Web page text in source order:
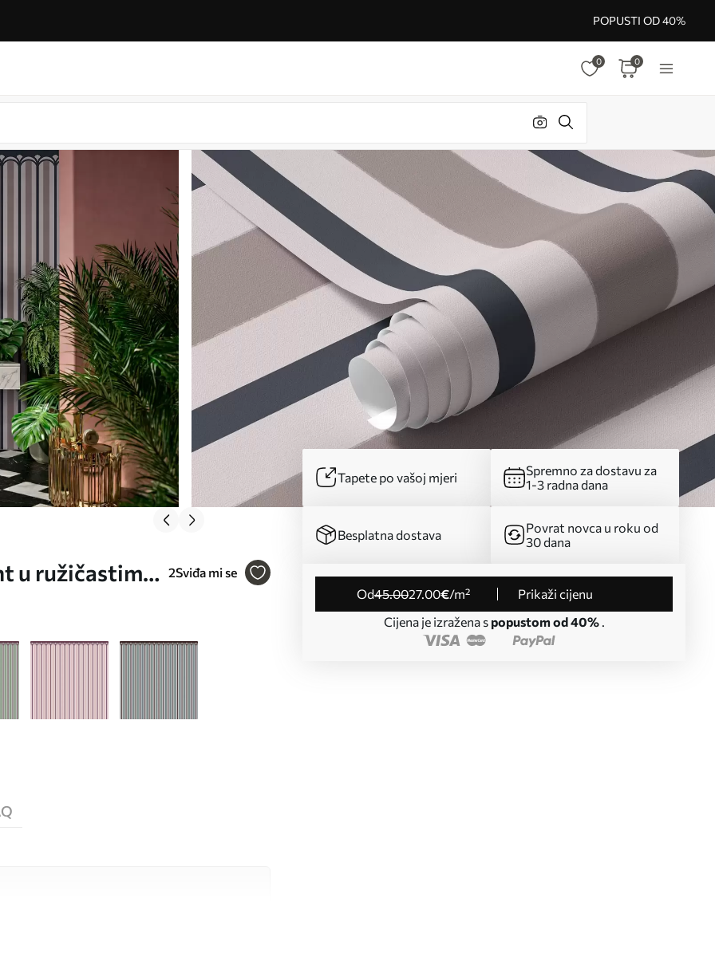
POPUSTI OD 40%
0 0
u ružičastim i
2Sviđa mi se
Tapete po vašoj mjeri
Spremno za dostavu za
1-3 radna dana
Besplatna dostava
Povrat novca u roku od
30 dana
od45.0027.00€/m²
Prikaži cijenu
Cijena je izražena s popustom od 40%.